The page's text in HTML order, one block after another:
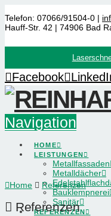
Telefon: 07066/91504-0 |
Hauff-Str. 42 | 74906 Bad
Facebook
Navigation
HOME
LEISTUNGEN
Metallfassaden
Metalldächer
Bauklempnerei
Sanitär
REFERENZEN
Home Referenzen
Referenzen